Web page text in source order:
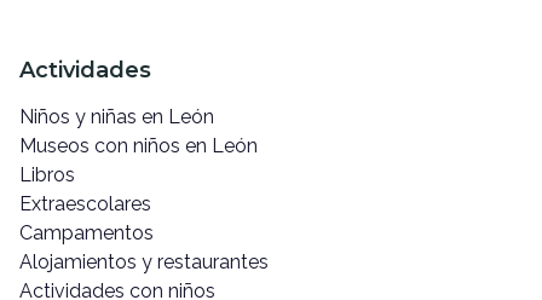
Actividades
Niños y niñas en León
Museos con niños en León
Libros
Extraescolares
Campamentos
Alojamientos y restaurantes
Actividades con niños